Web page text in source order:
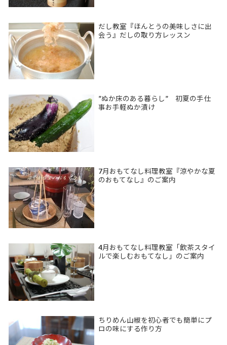
だし教室『ほんとうの美味しさに出
会う』だしの取り方レッスン
”ぬか床のある暮らし” 初夏の手仕
事お手軽ぬか漬け
7月おもてなし料理教室『涼やかな夏
のおもてなし』のご案内
4月おもてなし料理教室「飲茶スタイ
ルで楽しむおもてなし」のご案内
ちりめん山椒を初心者でも簡単にプ
ロの味にする作り方